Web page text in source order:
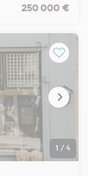
installer ou
et de
votre projet et
avec accès
en centre-
et
250 000 €
1 / 4